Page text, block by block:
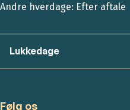
Andre hverdage: Efter aftale
Lukkedage
Følg os